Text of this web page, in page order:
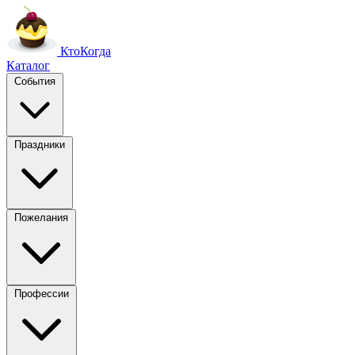
КтоКогда
Каталог
События
Праздники
Пожелания
Профессии